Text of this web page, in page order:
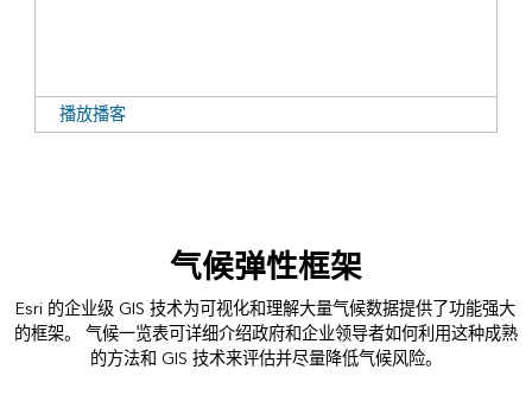
播放播客
气候弹性框架
Esri 的企业级 GIS 技术为可视化和理解大量气候数据提供了功能强大
的框架。 气候一览表可详细介绍政府和企业领导者如何利用这种成熟
的方法和 GIS 技术来评估并尽量降低气候风险。